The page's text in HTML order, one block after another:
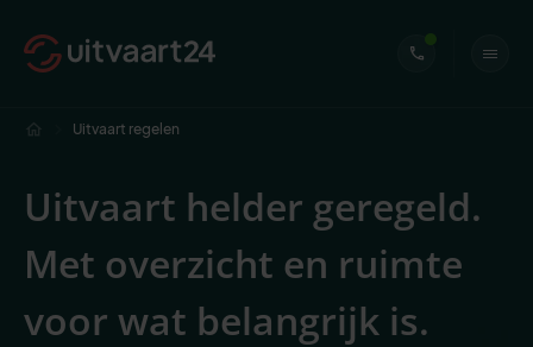
Uitvaart regelen
Uitvaart helder geregeld.
Met overzicht en ruimte
voor wat belangrijk is.